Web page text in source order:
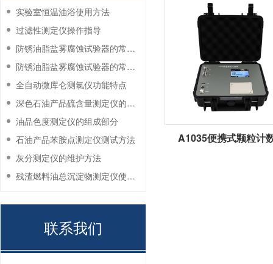
A1035便携式颗粒计
实验室恒温油浴使用方法
过滤性测定仪操作指导
防锈油脂盐雾腐蚀试验器的常见故障与解决方法
防锈油脂盐雾腐蚀试验器的常见故障与解决方法
全自动微库仑测氯仪功能特点
深色石油产品硫含量测定仪的工作环境要求
油品色度测定仪的组成部分
石油产品苯胺点测定仪测试方法
灰分测定仪的维护方法
残渣燃料油总沉淀物测定仪使用注意事项
联系我们